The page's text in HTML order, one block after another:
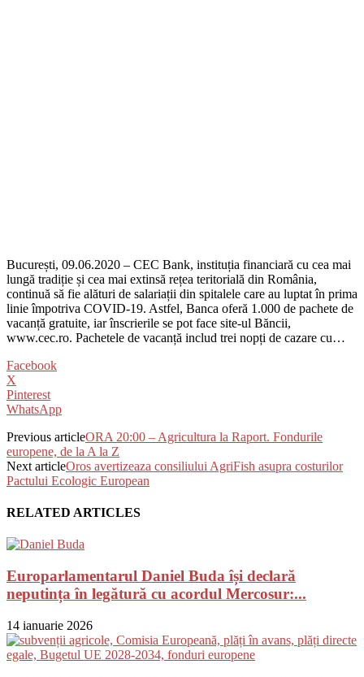
București, 09.06.2020 – CEC Bank, instituția financiară cu cea mai
lungă tradiție și cea mai extinsă rețea teritorială din România,
continuă să fie alături de salariații din spitalele care au luptat în prima
linie împotriva COVID-19. Astfel, Banca oferă 1.000 de pachete de
vacanță gratuite, iar înscrierile se pot face site-ul Băncii,
www.cec.ro. Pachetele de vacanță includ trei nopți de cazare cu…
Facebook
X
Pinterest
WhatsApp
Previous articleORA 20:00 – Agricultura la Raport. Fondurile
europene, de la A la Z
Next articleOros avertizeaza consiliului AgriFish asupra costurilor
Pactului Ecologic European
RELATED ARTICLES
Europarlamentarul Daniel Buda își declară
neputința în legătură cu acordul Mercosur:...
14 ianuarie 2026